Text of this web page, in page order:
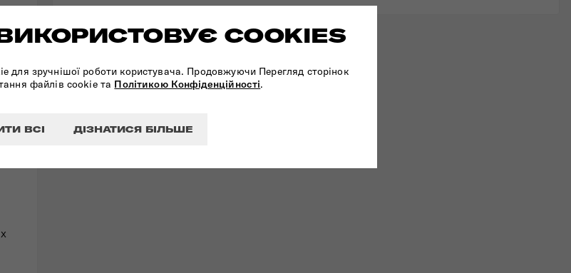
ВИКОРИСТОВУЄ COOKIES
для зручнішої роботи користувача. Продовжуючи Перегляд сторінок
файлів cookie та Політикою Конфіденційності.
ВСІ ДІЗНАТИСЯ БІЛЬШЕ